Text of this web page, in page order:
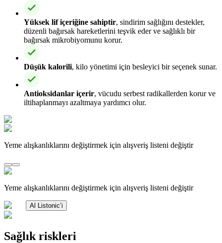
Yüksek lif içeriğine sahiptir, sindirim sağlığını destekler,
düzenli bağırsak hareketlerini teşvik eder ve sağlıklı bir
bağırsak mikrobiyomunu korur.
Düşük kalorili, kilo yönetimi için besleyici bir seçenek sunar.
Antioksidanlar içerir, vücudu serbest radikallerden korur ve
iltihaplanmayı azaltmaya yardımcı olur.
Yeme alışkanlıklarını değiştirmek için alışveriş listeni değiştir
Yeme alışkanlıklarını değiştirmek için alışveriş listeni değiştir
Al Listonic’i
Sağlık riskleri